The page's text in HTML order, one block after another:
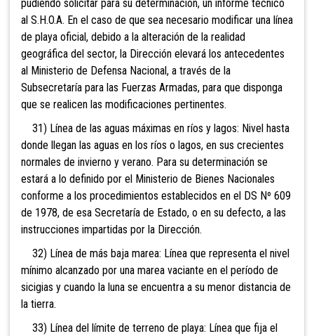
pudiendo solicitar para su determinación, un informe técnico
al S.H.O.A. En el caso de que sea necesario modificar una línea
de playa oficial, debido a la alteración de la realidad
geográfica del sector, la Dirección elevará los antecedentes
al Ministerio de Defensa Nacional, a través de la
Subsecretaría para las Fuerzas Armadas, para que disponga
que se realicen las modificaciones pertinentes.
31) Línea de las aguas máximas en ríos y lagos: Nivel hasta
donde llegan las aguas en los ríos o lagos, en sus crecientes
normales de invierno y verano. Para su determinación se
estará a lo definido por el Ministerio de Bienes Nacionales
conforme a los procedimientos establecidos en el DS Nº 609
de 1978, de esa Secretaría de Estado, o en su defecto, a las
instrucciones impartidas por la Dirección.
32) Línea de más baja marea: Línea que representa el nivel
mínimo alcanzado por una marea vaciante en el período de
sicigias y cuando la luna se encuentra a su menor distancia de
la tierra.
33) Línea del límite de terreno de playa: Línea que fija el